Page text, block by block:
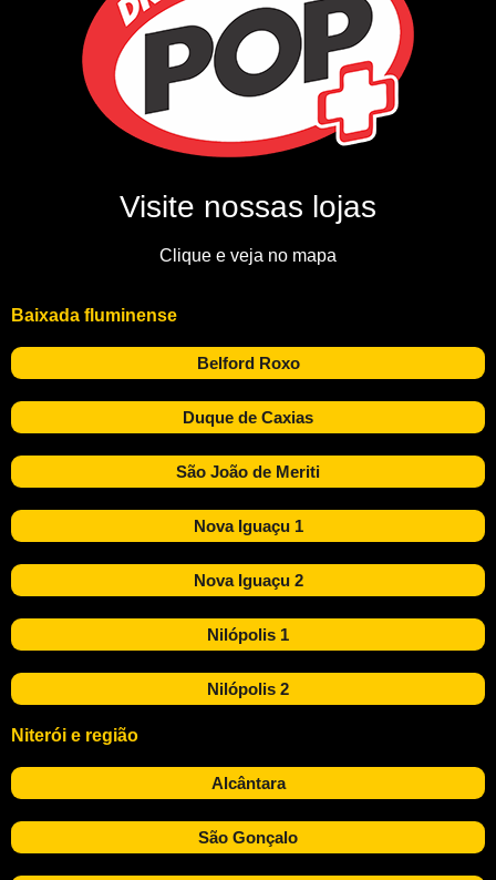
Visite nossas lojas
Clique e veja no mapa
Baixada fluminense
Belford Roxo
Duque de Caxias
São João de Meriti
Nova Iguaçu 1
Nova Iguaçu 2
Nilópolis 1
Nilópolis 2
Niterói e região
Alcântara
São Gonçalo